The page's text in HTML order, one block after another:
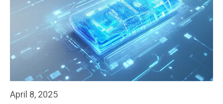
April 8, 2025